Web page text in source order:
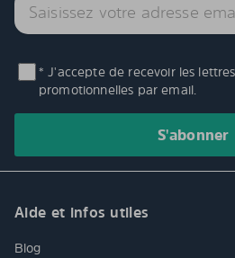
* J'accepte de recevoir les
promotionnelles par email.
Aide et infos utiles
Blog